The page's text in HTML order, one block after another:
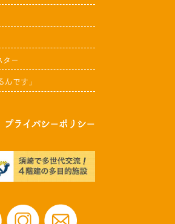
ター
んです」
プライバシーポリシー